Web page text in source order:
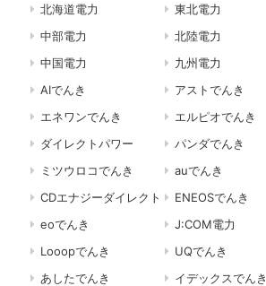
北海道電力
東北電力
中部電力
北陸電力
中国電力
九州電力
AIでんき
アストでんき
エネワンでんき
エルピオでんき
ダイレクトパワー
パンダでんき
ミツウロコでんき
auでんき
CDエナジーダイレクト
ENEOSでんき
eoでんき
J:COM電力
Looopでんき
UQでんき
あしたでんき
イデックスでんき